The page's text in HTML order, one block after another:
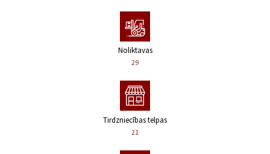
Noliktavas
29
Tirdzniecības telpas
21